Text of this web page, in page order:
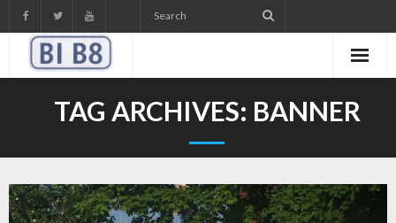
TAG ARCHIVES: BANNER